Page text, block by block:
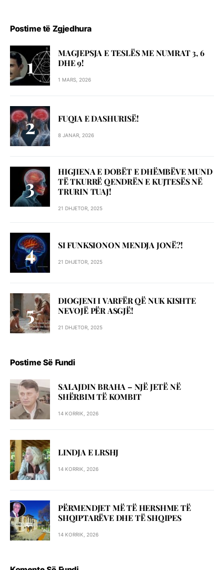
Postime të Zgjedhura
MAGJEPSJA E TESLËS ME NUMRAT 3, 6
DHE 9!
1 MARS, 2026
FUQIA E DASHURISË!
8 JANAR, 2026
HIGJIENA E DOBËT E DHËMBËVE MUND
TË TKURRË QENDRËN E KUJTESËS NË
TRURIN TUAJ!
21 DHJETOR, 2025
SI FUNKSIONON MENDJA JONË?!
21 DHJETOR, 2025
DIOGJENI I VARFËR QË NUK KISHTE
NEVOJË PËR ASGJË!
21 DHJETOR, 2025
Postime Së Fundi
SALAJDIN BRAHA – NJЁ JETЁ NЁ
SHЁRBIM TЁ KOMBIT
14 KORRIK, 2026
LINDJA E LRSHJ
14 KORRIK, 2026
PËRMENDJET MË TË HERSHME TË
SHQIPTARËVE DHE TË SHQIPES
14 KORRIK, 2026